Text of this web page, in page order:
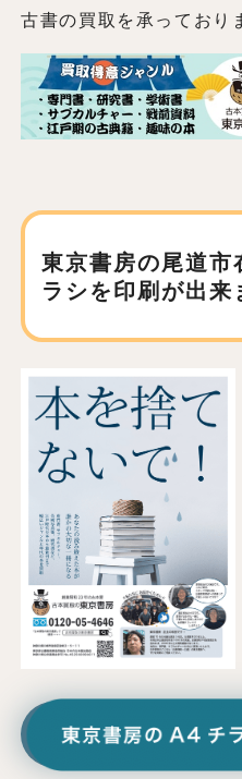
古書の買取を承っており
東京書房の尾道市
ラシを印刷が出来